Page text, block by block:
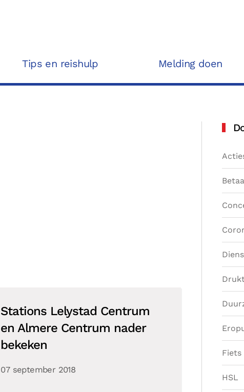
Tips en reishulp Melding doen
Stations Lelystad Centrum
en Almere Centrum nader
bekeken
07 september 2018
Fiets
HSL